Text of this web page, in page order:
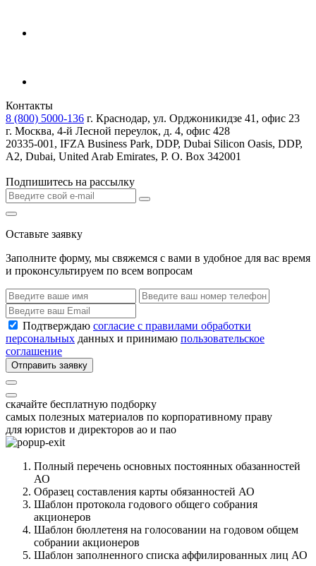
Контакты
8 (800) 5000-136 г. Краснодар, ул. Орджоникидзе 41, офис 23
г. Москва, 4-й Лесной переулок, д. 4, офис 428
20335-001, IFZA Business Park, DDP, Dubai Silicon Oasis, DDP,
A2, Dubai, United Arab Emirates, P. O. Box 342001
Подпишитесь на рассылку
Оставьте заявку
Заполните форму, мы свяжемся с вами в удобное для вас время
и проконсультируем по всем вопросам
Подтверждаю согласие с правилами обработки
персональных данных и принимаю пользовательское
соглашение
Отправить заявку
скачайте бесплатную подборку
самых полезных материалов по корпоративному праву
для юристов и директоров ао и пао
Полный перечень основных постоянных обазанностей
АО
Образец составления карты обязанностей АО
Шаблон протокола годового общего собрания
акционеров
Шаблон бюллетеня на голосовании на годовом общем
собрании акционеров
Шаблон заполненного списка аффилированных лиц АО